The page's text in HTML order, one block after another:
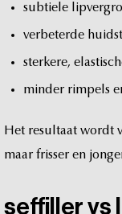
subtiele
verbeterde
sterkere,
minder rimpels
Het resultaat wordt
maar frisser en
seffiller vs